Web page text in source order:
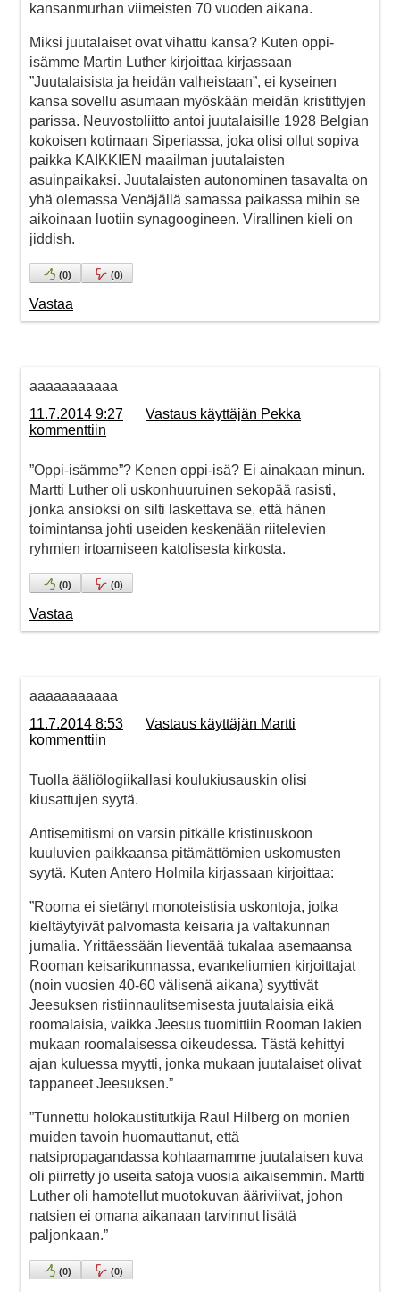
kansanmurhan viimeisten 70 vuoden aikana.
Miksi juutalaiset ovat vihattu kansa? Kuten oppi-
isämme Martin Luther kirjoittaa kirjassaan
”Juutalaisista ja heidän valheistaan”, ei kyseinen
kansa sovellu asumaan myöskään meidän kristittyjen
parissa. Neuvostoliitto antoi juutalaisille 1928 Belgian
kokoisen kotimaan Siperiassa, joka olisi ollut sopiva
paikka KAIKKIEN maailman juutalaisten
asuinpaikaksi. Juutalaisten autonominen tasavalta on
yhä olemassa Venäjällä samassa paikassa mihin se
aikoinaan luotiin synagoogineen. Virallinen kieli on
jiddish.
(0) (0)
Vastaa
aaaaaaaaaaa
11.7.2014 9:27
Vastaus käyttäjän Pekka
kommenttiin
”Oppi-isämme”? Kenen oppi-isä? Ei ainakaan minun.
Martti Luther oli uskonhuuruinen sekopää rasisti,
jonka ansioksi on silti laskettava se, että hänen
toimintansa johti useiden keskenään riitelevien
ryhmien irtoamiseen katolisesta kirkosta.
(0) (0)
Vastaa
aaaaaaaaaaa
11.7.2014 8:53
Vastaus käyttäjän Martti
kommenttiin
Tuolla ääliölogiikallasi koulukiusauskin olisi
kiusattujen syytä.
Antisemitismi on varsin pitkälle kristinuskoon
kuuluvien paikkaansa pitämättömien uskomusten
syytä. Kuten Antero Holmila kirjassaan kirjoittaa:
”Rooma ei sietänyt monoteistisia uskontoja, jotka
kieltäytyivät palvomasta keisaria ja valtakunnan
jumalia. Yrittäessään lieventää tukalaa asemaansa
Rooman keisarikunnassa, evankeliumien kirjoittajat
(noin vuosien 40-60 välisenä aikana) syyttivät
Jeesuksen ristiinnaulitsemisesta juutalaisia eikä
roomalaisia, vaikka Jeesus tuomittiin Rooman lakien
mukaan roomalaisessa oikeudessa. Tästä kehittyi
ajan kuluessa myytti, jonka mukaan juutalaiset olivat
tappaneet Jeesuksen.”
”Tunnettu holokaustitutkija Raul Hilberg on monien
muiden tavoin huomauttanut, että
natsipropagandassa kohtaamamme juutalaisen kuva
oli piirretty jo useita satoja vuosia aikaisemmin. Martti
Luther oli hamotellut muotokuvan ääriviivat, johon
natsien ei omana aikanaan tarvinnut lisätä
paljonkaan.”
(0) (0)